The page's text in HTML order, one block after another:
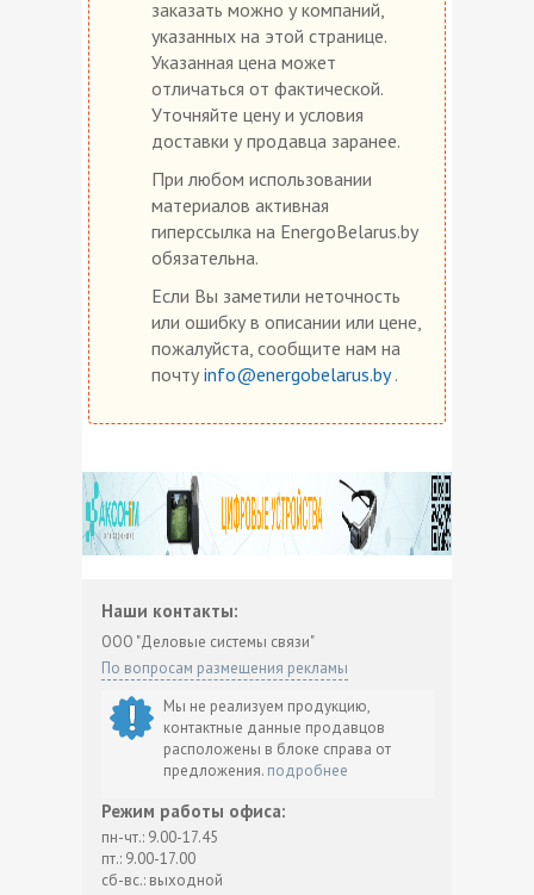
заказать можно у компаний,
указанных на этой странице.
Указанная цена может
отличаться от фактической.
Уточняйте цену и условия
доставки у продавца заранее.
При любом использовании
материалов активная
гиперссылка на EnergoBelarus.by
обязательна.
Если Вы заметили неточность
или ошибку в описании или цене,
пожалуйста, сообщите нам на
почту info@energobelarus.by.
Наши контакты:
ООО "Деловые системы связи"
По вопросам размещения рекламы
Мы не реализуем продукцию,
контактные данные продавцов
расположены в блоке справа от
предложения. подробнее
Режим работы офиса:
пн-чт.: 9.00-17.45
пт.: 9.00-17.00
сб-вс.: выходной